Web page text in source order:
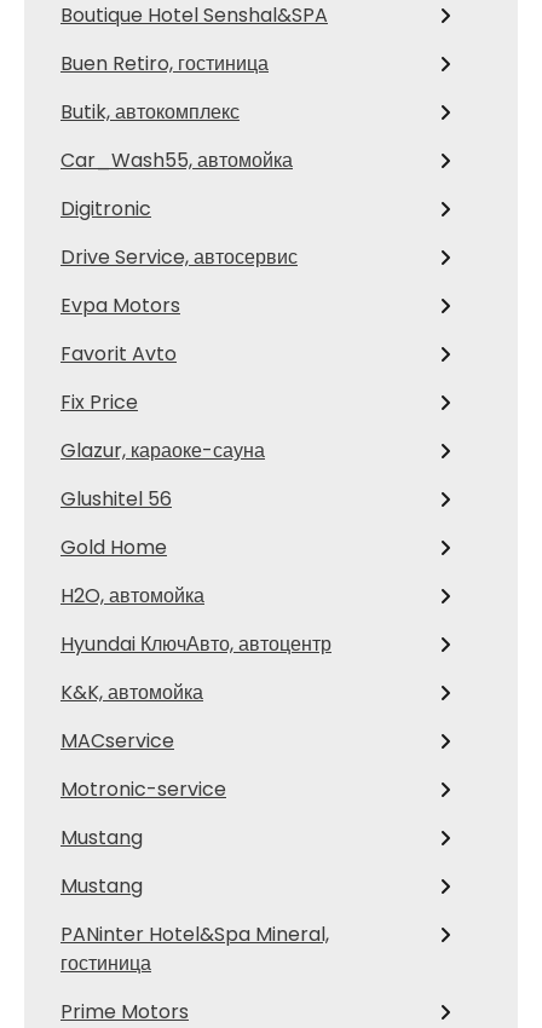
Boutique Hotel Senshal&SPA
Buen Retiro, гостиница
Butik, автокомплекс
Car_Wash55, автомойка
Digitronic
Drive Service, автосервис
Evpa Motors
Favorit Avto
Fix Price
Glazur, караоке-сауна
Glushitel 56
Gold Home
H2O, автомойка
Hyundai КлючАвто, автоцентр
K&K, автомойка
MACservice
Motronic-service
Mustang
Mustang
PANinter Hotel&Spa Mineral,
гостиница
Prime Motors